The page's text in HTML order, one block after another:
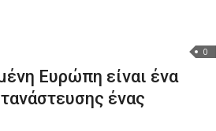
0
Ευρώπη είναι ένα
ένας